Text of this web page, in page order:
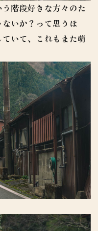
階段好きな方々のた
いか？って思うほ
いて、これもまた萌